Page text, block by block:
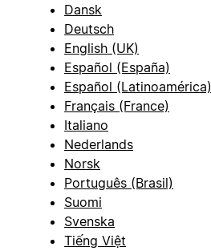
Dansk
Deutsch
English (UK)
Español (España)
Español (Latinoamérica)
Français (France)
Italiano
Nederlands
Norsk
Português (Brasil)
Suomi
Svenska
Tiếng Việt